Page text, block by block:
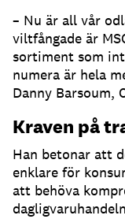
– Nu är all vår
viltfångade är
sortiment som
numera är hela
Danny Barsoum,
Kraven på
Han betonar att
enklare för
att behöva